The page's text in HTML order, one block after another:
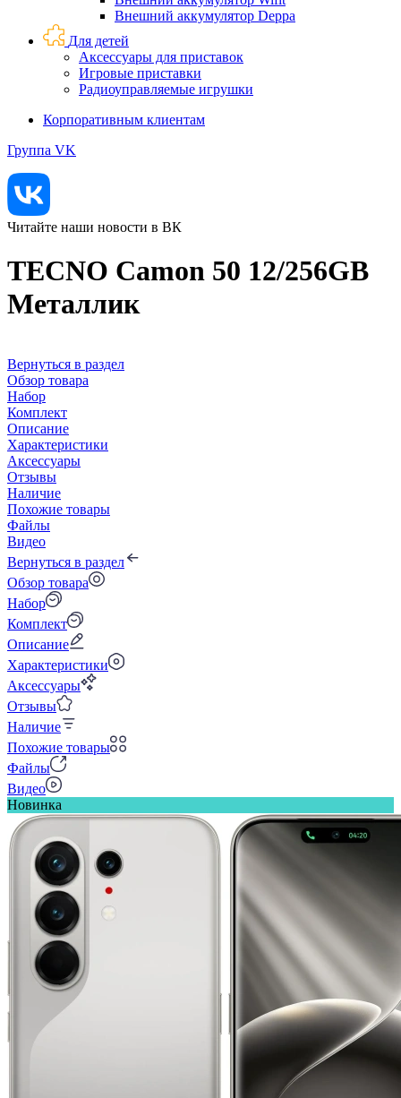
Внешний аккумулятор Deppa
Для детей
Аксессуары для приставок
Игровые приставки
Радиоуправляемые игрушки
Корпоративным клиентам
Группа VK
Читайте наши новости в ВК
TECNO Camon 50 12/256GB
Металлик
Вернуться в раздел
Обзор товара
Набор
Комплект
Описание
Характеристики
Аксессуары
Отзывы
Наличие
Похожие товары
Файлы
Видео
Вернуться в раздел
Обзор товара
Набор
Комплект
Описание
Характеристики
Аксессуары
Отзывы
Наличие
Похожие товары
Файлы
Видео
Новинка